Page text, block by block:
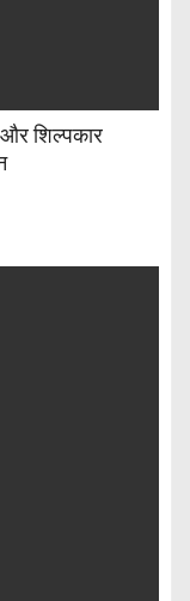
शिल्पकार